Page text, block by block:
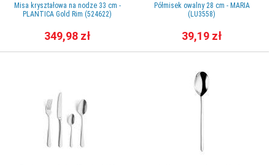
Misa kryształowa na nodze 33 cm -
PLANTICA Gold Rim (524622)
349,98 zł
Półmisek owalny 28 cm - MARIA
(LU3558)
39,19 zł